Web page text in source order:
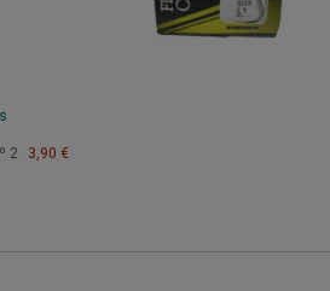
2
3,90 €